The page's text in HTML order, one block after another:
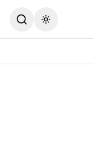
Toggle theme